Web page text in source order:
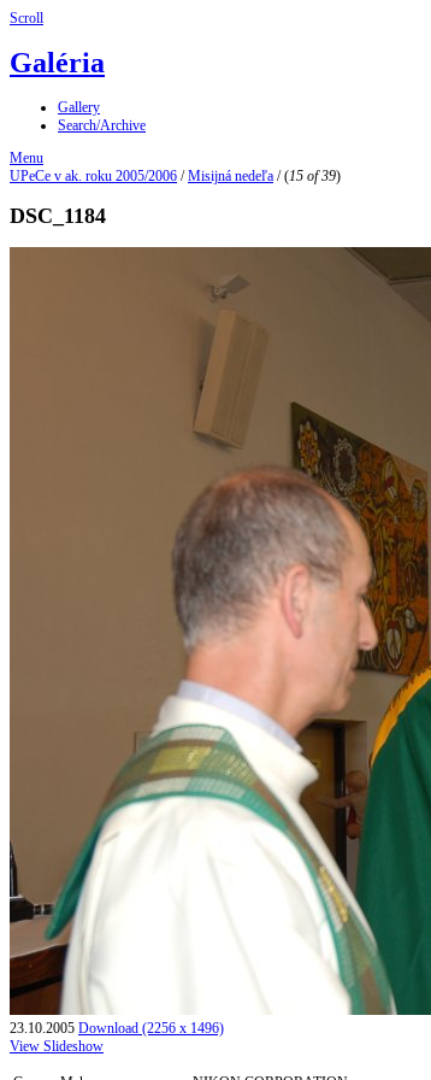
Scroll
Galéria
Gallery
Search/Archive
Menu
UPeCe v ak. roku 2005/2006 /Misijná nedeľa /(15 of 39)
DSC_1184
23.10.2005 Download (2256 x 1496)
View Slideshow